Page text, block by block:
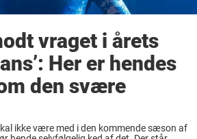
vraget i årets
Her er hendes
den svære
ikke være med i den kommende sæson af